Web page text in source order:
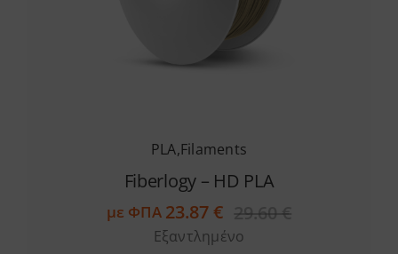
PLA,Filaments
Fiberlogy – HD PLA
29.60 €
23.87€
με ΦΠΑ
Εξαντλημένο